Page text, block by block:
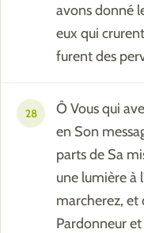
avons donné
eux qui
furent des
28
Ô Vous qui
en Son
parts de Sa
une lumière à
marcherez, et
Pardonneur